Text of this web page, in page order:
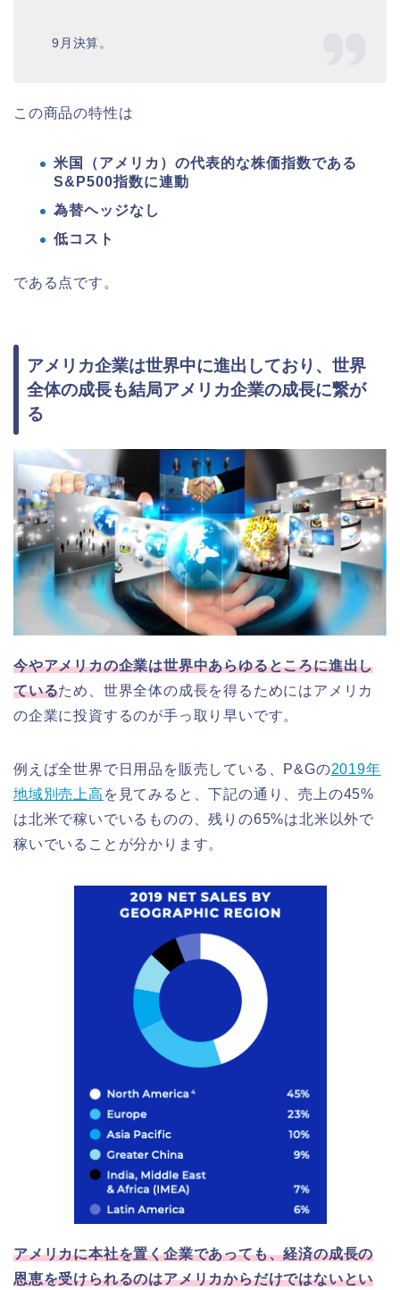
9月決算。
この商品の特性は
米国（アメリカ）の代表的な株価指数である
S&P500指数に連動
為替ヘッジなし
低コスト
である点です。
アメリカ企業は世界中に進出しており、世界
全体の成長も結局アメリカ企業の成長に繋が
る
今やアメリカの企業は世界中あらゆるところに進出し
ているため、世界全体の成長を得るためにはアメリカ
の企業に投資するのが手っ取り早いです。
例えば全世界で日用品を販売している、P&Gの2019年
地域別売上高 を見てみると、下記の通り、売上の45%
は北米で稼いでいるものの、残りの65%は北米以外で
稼いでいることが分かります。
アメリカに本社を置く企業であっても、経済の成長の
恩恵を受けられるのはアメリカからだけではないとい